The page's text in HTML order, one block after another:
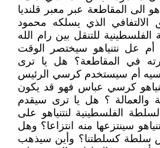
الى المقاطعة عبر معبر قلنديا
الالتفافي الذي يسلكه محمود
للتنقل بين رام الله
أم عل نتنياهو سيختصر الوقت
في المقاطعة؟ هل يا ترى
أم سيستخدم كرسي الرئيس
كرسي عباس فهو قد يكون
والعمالة ؟ هل يا ترى سيقدم
الفلسطينية لنتنياهو على
سينتزعها منه انتزاعا؟ وهل
سلطة كسلطتنا؟ وأين سيذهب